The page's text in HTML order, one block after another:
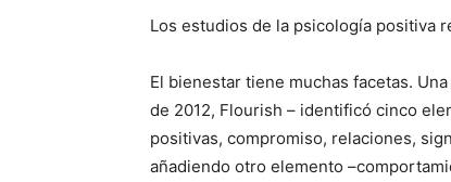
Los estudios de la psicología positiva
El bienestar tiene muchas facetas.
de 2012, Flourish – identificó cinco
positivas, compromiso, relaciones,
añadiendo otro elemento